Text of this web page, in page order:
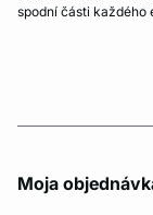
spodní části každého
Moja